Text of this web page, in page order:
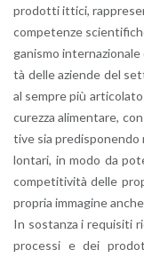
pro­dot­ti it­ti­ci,
com­pe­ten­ze
ga­ni­smo
tà delle azien­de del
al sem­pre più
cu­rez­za ali­men­ta­re,
ti­ve sia
lon­ta­ri, in modo da
com­pe­ti­ti­vi­tà delle
pro­pria im­ma­gi­ne
In so­stan­za i re­qui­si­ti
pro­ces­si e dei